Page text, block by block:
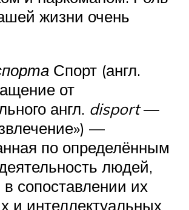
жизни очень
Спорт (англ.
от
англ. disport—
—
по определённым
людей,
сопоставлении их
и интеллектуальных